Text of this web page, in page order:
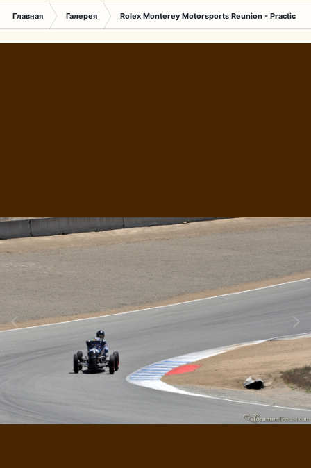
Главная Галерея Rolex Monterey Motorsports Reunion - Practice